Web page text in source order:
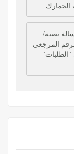
الجمارك.
نصية/
المرجعي
"الطلبات"